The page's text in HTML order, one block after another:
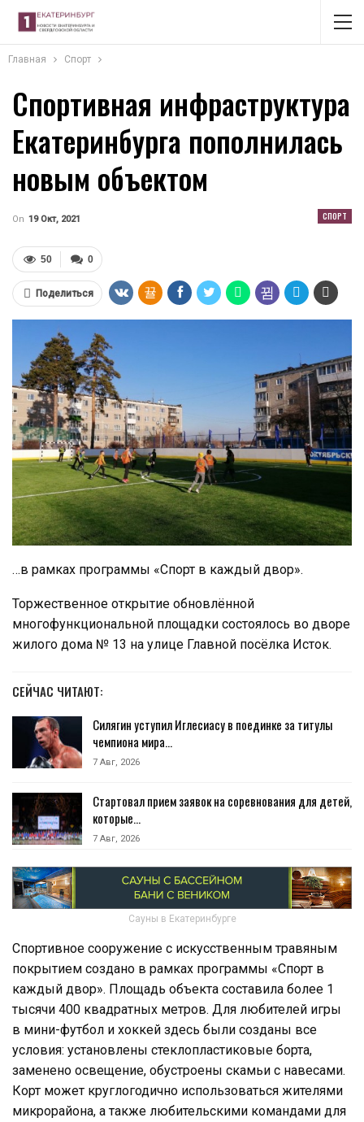
Главная Спорт
Спортивная инфраструктура
Екатеринбурга пополнилась
новым объектом
СПОРТ
On 19 Окт, 2021
0
50
Поделиться
…в рамках программы «Спорт в каждый двор».
Торжественное открытие обновлённой
многофункциональной площадки состоялось во дворе
жилого дома № 13 на улице Главной посёлка Исток.
СЕЙЧАС ЧИТАЮТ:
Силягин уступил Иглесиасу в поединке за титулы
чемпиона мира…
7 Авг, 2026
Стартовал прием заявок на соревнования для детей,
которые…
7 Авг, 2026
Сауны в Екатеринбурге
Спортивное сооружение с искусственным травяным
покрытием создано в рамках программы «Спорт в
каждый двор». Площадь объекта составила более 1
тысячи 400 квадратных метров. Для любителей игры
в мини-футбол и хоккей здесь были созданы все
условия: установлены стеклопластиковые борта,
заменено освещение, обустроены скамьи с навесами.
Корт может круглогодично использоваться жителями
микрорайона, а также любительскими командами для